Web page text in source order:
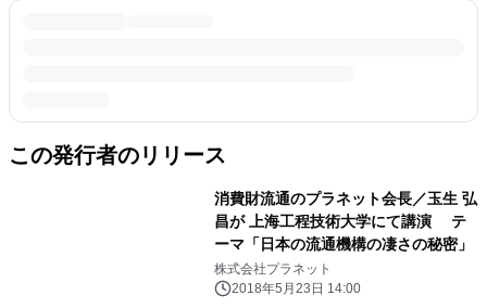
この発行者のリリース
消費財流通のプラネット会長／玉生 弘
昌が 上海工程技術大学にて講演 テ
ーマ「日本の流通機構の凄さの秘密」
株式会社プラネット
2018年5月23日 14:00